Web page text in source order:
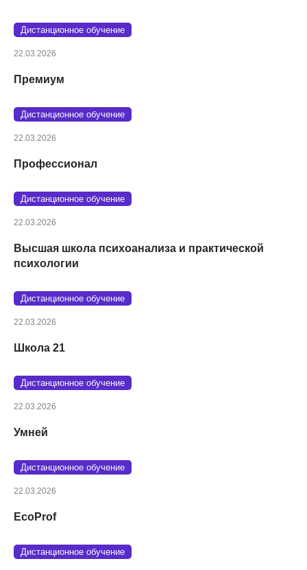
Дистанционное обучение
22.03.2026
Премиум
Дистанционное обучение
22.03.2026
Профессионал
Дистанционное обучение
22.03.2026
Высшая школа психоанализа и практической
психологии
Дистанционное обучение
22.03.2026
Школа 21
Дистанционное обучение
22.03.2026
Умней
Дистанционное обучение
22.03.2026
EcoProf
Дистанционное обучение